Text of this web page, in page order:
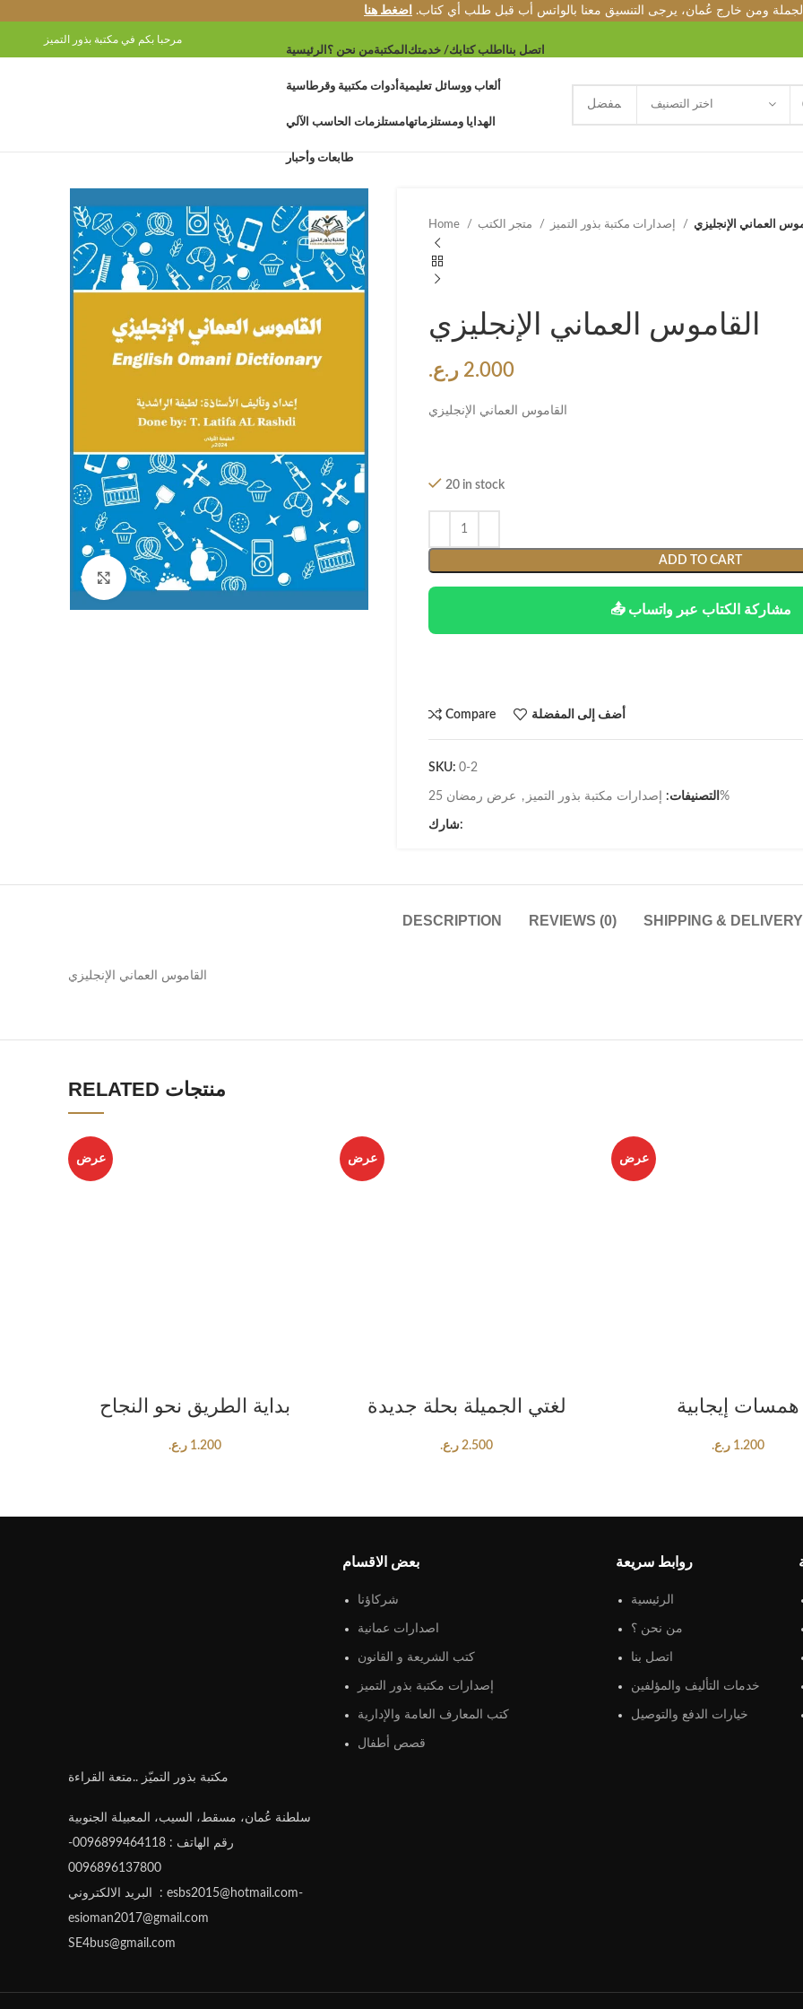
الجملة ومن خارج عُمان، يرجى التنسيق معنا بالواتس أب قبل طلب أي كتاب. اضغط هنا
مرحبا بكم في مكتبة بذور التميز
الرئيسية من نحن ؟المكتبة اطلب كتابك/ خدمتك اتصل بنا
أدوات مكتبية وقرطاسية ألعاب ووسائل تعليمية
مستلزمات الحاسب الآليالهدايا ومستلزماتها
طابعات وأحبار
اختر التصنيف
Click to enlarge
Home العماني الإنجليزي
القاموس العماني الإنجليزي
2.000 ر.ع.
القاموس العماني الإنجليزي
20 in stock
ADD TO CART
📤 مشاركة الكتاب عبر واتساب
Compare أضف إلى المفضلة
SKU: 0-2
التصنيفات: إصدارات مكتبة بذور التميز , عرض رمضان 25%
شارك:
DESCRIPTION REVIEWS (0) SHIPPING & DELIVERY
القاموس العماني الإنجليزي
RELATED منتجات
عرض
بداية الطريق نحو النجاح
1.200 ر.ع.
عرض
لغتي الجميلة بحلة جديدة
2.500 ر.ع.
عرض
همسات إيجابية
1.200 ر.ع.
مكتبة بذور التميّز ..متعة القراءة
سلطنة عُمان، مسقط، السيب، المعبيلة الجنوبية
رقم الهاتف : 0096899464118-
0096896137800
البريد الالكتروني : esbs2015@hotmail.com-
esioman2017@gmail.com
SE4bus@gmail.com
بعض الاقسام
شركاؤنا
اصدارات عمانية
كتب الشريعة و القانون
إصدارات مكتبة بذور التميز
كتب المعارف العامة والإدارية
قصص أطفال
روابط سريعة
الرئيسية
من نحن ؟
اتصل بنا
خدمات التأليف والمؤلفين
خيارات الدفع والتوصيل